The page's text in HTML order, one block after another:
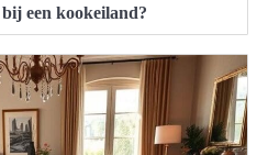
een kookeiland?